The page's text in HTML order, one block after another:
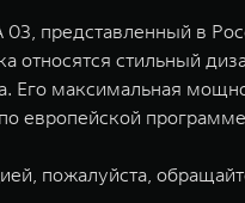
03, представленный в
относятся стильный
Его максимальная
европейской
пожалуйста,